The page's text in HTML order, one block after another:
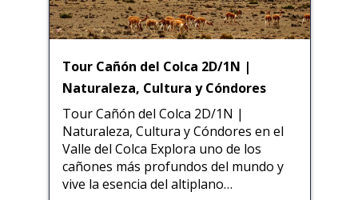
Tour Cañón del Colca 2D/1N |
Naturaleza, Cultura y Cóndores
Tour Cañón del Colca 2D/1N |
Naturaleza, Cultura y Cóndores en el
Valle del Colca Explora uno de los
cañones más profundos del mundo y
vive la esencia del altiplano…